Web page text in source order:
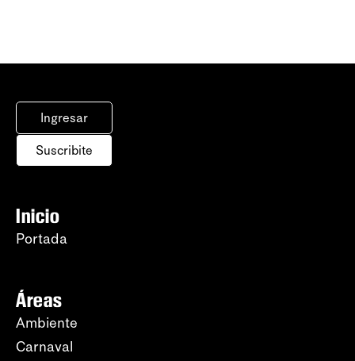
Ingresar
Suscribite
Inicio
Portada
Áreas
Ambiente
Carnaval